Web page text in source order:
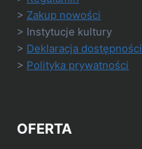
> Zakup nowości
> Instytucje kultury
> Deklaracja dostępności
> Polityka prywatności
OFERTA